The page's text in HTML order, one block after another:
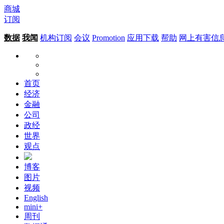
商城
订阅
数据 我闻 机构订阅 会议 Promotion 应用下载 帮助 网上有害信
首页
经济
金融
公司
政经
世界
观点
博客
图片
视频
English
mini+
周刊